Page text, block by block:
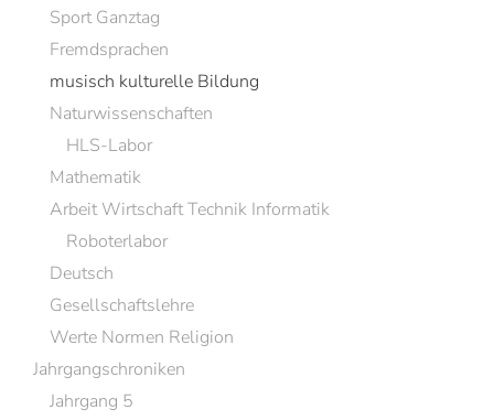
Sport Ganztag
Fremdsprachen
musisch kulturelle Bildung
Naturwissenschaften
HLS-Labor
Mathematik
Arbeit Wirtschaft Technik Informatik
Roboterlabor
Deutsch
Gesellschaftslehre
Werte Normen Religion
Jahrgangschroniken
Jahrgang 5